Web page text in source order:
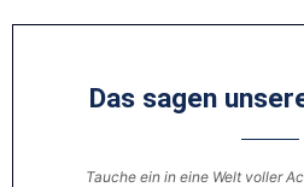
Das sagen
Tauche ein in eine Welt voller